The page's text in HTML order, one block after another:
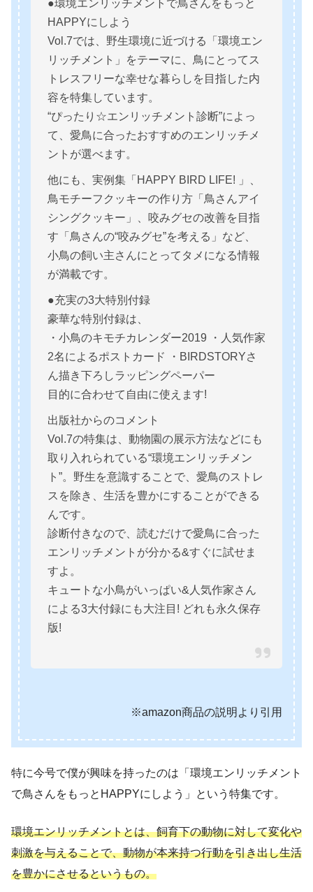
●環境エンリッチメントで鳥さんをもっと
HAPPYにしよう
Vol.7では、野生環境に近づける「環境エン
リッチメント」をテーマに、鳥にとってス
トレスフリーな幸せな暮らしを目指した内
容を特集しています。
“ぴったり☆エンリッチメント診断”によっ
て、愛鳥に合ったおすすめのエンリッチメ
ントが選べます。
他にも、実例集「HAPPY BIRD LIFE! 」、
鳥モチーフクッキーの作り方「鳥さんアイ
シングクッキー」、咬みグセの改善を目指
す「鳥さんの“咬みグセ”を考える」など、
小鳥の飼い主さんにとってタメになる情報
が満載です。
●充実の3大特別付録
豪華な特別付録は、
・小鳥のキモチカレンダー2019 ・人気作家
2名によるポストカード ・BIRDSTORYさ
ん描き下ろしラッピングペーパー
目的に合わせて自由に使えます!
出版社からのコメント
Vol.7の特集は、動物園の展示方法などにも
取り入れられている“環境エンリッチメン
ト”。野生を意識することで、愛鳥のストレ
スを除き、生活を豊かにすることができる
んです。
診断付きなので、読むだけで愛鳥に合った
エンリッチメントが分かる&すぐに試せま
すよ。
キュートな小鳥がいっぱい&人気作家さん
による3大付録にも大注目! どれも永久保存
版!
※amazon商品の説明より引用
特に今号で僕が興味を持ったのは「環境エンリッチメント
で鳥さんをもっとHAPPYにしよう」という特集です。
環境エンリッチメントとは、飼育下の動物に対して変化や
刺激を与えることで、動物が本来持つ行動を引き出し生活
を豊かにさせるというもの。